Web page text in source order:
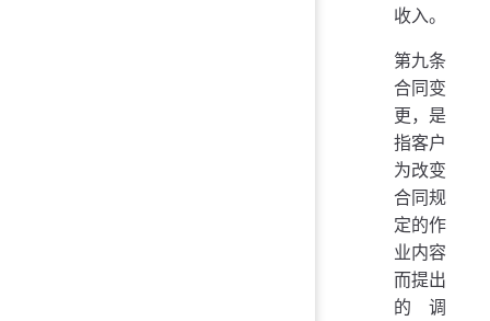
收入。
第九条
合同变
更，是
指客户
为改变
合同规
定的作
业内容
而提出
的调